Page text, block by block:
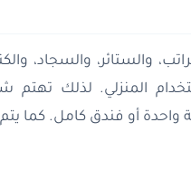
والسجاد،
المنزلي. لذلك تهتم
أو فندق كامل. كما